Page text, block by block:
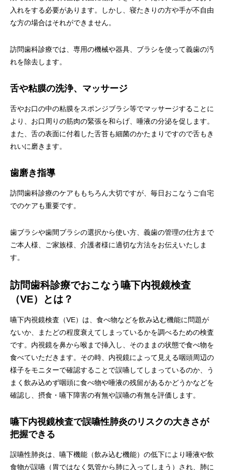
入れをする必要があります。しかし、寝たきりの方や手が不自由
な方の場合はそれができません。
訪問歯科診療では、専用の機械や器具、ブラシを使って義歯の汚
れを除去します。
舌や粘膜の洗浄、マッサージ
舌やお口の中の粘膜をスポンジブラシ等でマッサージすることに
より、お口周りの筋肉の緊張を和らげ、唾液の分泌を促します。
また、舌の表面に付着した舌苔も細菌のかたまりですので舌もき
れいに磨きます。
歯磨き指導
訪問歯科診療のケアももちろん大切ですが、毎日おこなうご自宅
でのケアも重要です。
歯ブラシや歯間ブラシの選択から使い方、義歯の管理の仕方まで
ご本人様、ご家族様、介護者様に適切な方法をお伝えいたしま
す。
訪問歯科診療でおこなう嚥下内視鏡検査
（VE）とは？
嚥下内視鏡検査（VE）は、食べ物などを飲み込む機能に問題が
ないか、またどの程度衰えてしまっているかを調べるための検査
です。内視鏡を鼻から喉まで挿入し、そのままの状態で食べ物を
食べていただきます。その時、内視鏡によって見える咽頭周辺の
様子をモニターで確認することで誤嚥してしまっているのか、う
まく飲み込めず咽頭に食べ物や唾液の残留があるかどうかなどを
確認し、摂食・嚥下障害の有無や誤嚥の有無を評価します。
嚥下内視鏡検査で誤嚥性肺炎のリスクの大きさが
把握できる
誤嚥性肺炎は、嚥下機能（飲み込む機能）の低下により唾液や飲
食物が誤嚥（胃ではなく気管から肺に入ってしまう）され、肺に